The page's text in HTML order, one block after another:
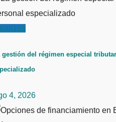
gestión del régimen especial
4, 2026